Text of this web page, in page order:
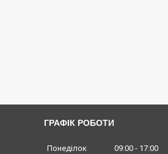
ГРАФІК РОБОТИ
Понеділок 09:00
17:00